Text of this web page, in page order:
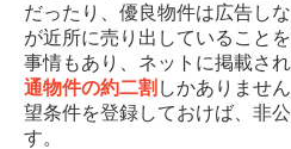
だったり、優良物件は広告し
が近所に売り出していること
事情もあり、ネットに掲載さ
通物件の約二割 しかありませ
望条件を登録しておけば、非
す。